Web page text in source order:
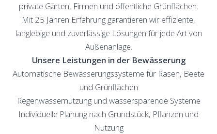
private Gärten, Firmen und öffentliche Grünflächen.
Mit 25 Jahren Erfahrung garantieren wir effiziente,
langlebige und zuverlässige Lösungen für jede Art von
Außenanlage.
Unsere Leistungen in der Bewässerung
Automatische Bewässerungssysteme für Rasen, Beete
und Grünflächen
Regenwassernutzung und wassersparende Systeme
Individuelle Planung nach Grundstück, Pflanzen und
Nutzung